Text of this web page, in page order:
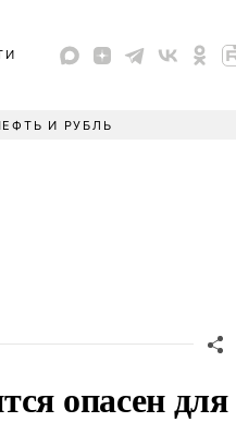
И РУБЛЬ
опасен для